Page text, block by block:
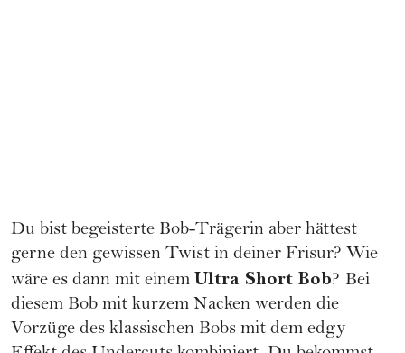
Du bist begeisterte Bob-Trägerin aber hättest
gerne den gewissen Twist in deiner Frisur? Wie
wäre es dann mit einem Ultra Short Bob? Bei
diesem Bob mit kurzem Nacken werden die
Vorzüge des klassischen Bobs mit dem edgy